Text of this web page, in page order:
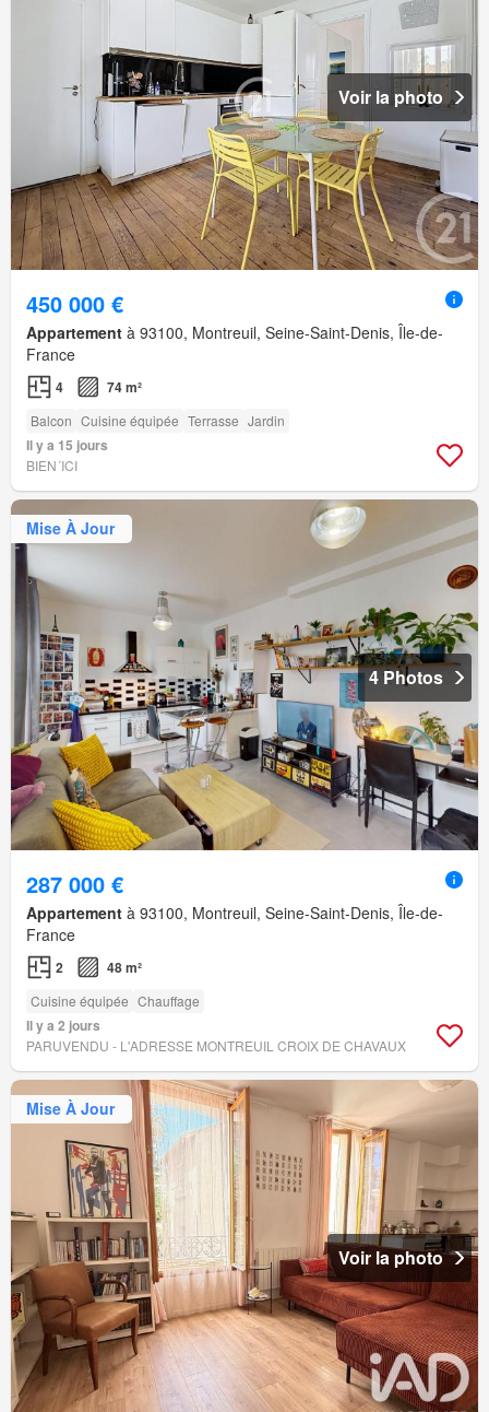
Voir la photo
450 000 €
Appartement à 93100, Montreuil, Seine-Saint-Denis, Île-de-
France
4 74 m²
Balcon Cuisine équipée Terrasse Jardin
Il y a 15 jours
BIEN´ICI
Mise À Jour
4 Photos
287 000 €
Appartement à 93100, Montreuil, Seine-Saint-Denis, Île-de-
France
2 48 m²
Cuisine équipée Chauffage
Il y a 2 jours
PARUVENDU - L'ADRESSE MONTREUIL CROIX DE CHAVAUX
Mise À Jour
Voir la photo